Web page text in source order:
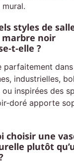
styles de
marbre noir
?
parfaitement
industrielles,
inspirées des
apporte
choisir une
plutôt